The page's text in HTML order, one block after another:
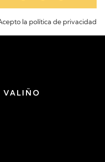
la política de privacidad
VALIÑO